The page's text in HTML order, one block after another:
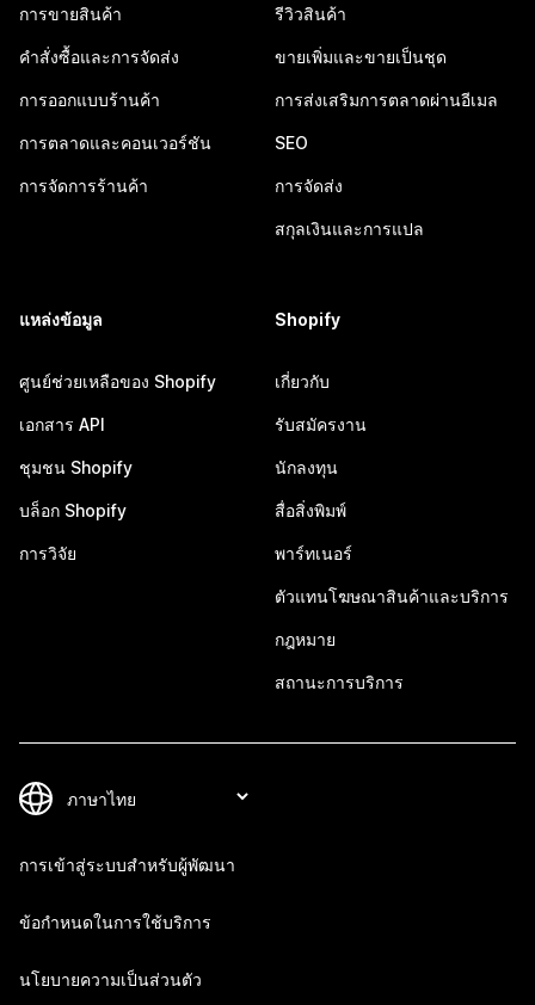
การขายสินค้า
คำสั่งซื้อและการจัดส่ง
การออกแบบร้านค้า
การตลาดและคอนเวอร์ชัน
การจัดการร้านค้า
รีวิวสินค้า
ขายเพิ่มและขายเป็นชุด
การส่งเสริมการตลาดผ่านอีเมล
SEO
การจัดส่ง
สกุลเงินและการแปล
แหล่งข้อมูล
ศูนย์ช่วยเหลือของ Shopify
เอกสาร API
ชุมชน Shopify
บล็อก Shopify
การวิจัย
Shopify
เกี่ยวกับ
รับสมัครงาน
นักลงทุน
สื่อสิ่งพิมพ์
พาร์ทเนอร์
ตัวแทนโฆษณาสินค้าและบริการ
กฎหมาย
สถานะการบริการ
การเข้าสู่ระบบสำหรับผู้พัฒนา
ข้อกำหนดในการใช้บริการ
นโยบายความเป็นส่วนตัว